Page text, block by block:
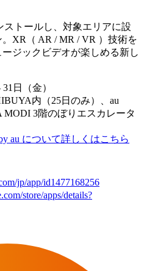
トールし、対象エリアに設
XR（ AR / MR / VR ）技術を
ジックビデオが楽しめる新し
日（金）
内（25日のみ）、au
3階のぼりエスカレータ
au について詳しくはこちら
jp/app/id1477168256
store/apps/details?